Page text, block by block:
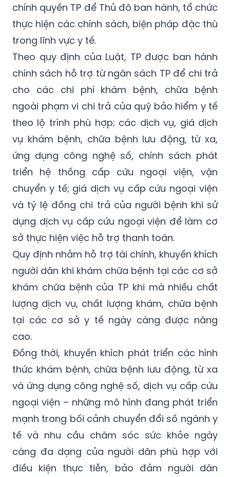
chính quyền TP để Thủ đô ban hành, tổ chức
thực hiện các chính sách, biện pháp đặc thù
trong lĩnh vực y tế.
Theo quy định của Luật, TP được ban hành
chính sách hỗ trợ từ ngân sách TP để chi trả
cho các chi phí khám bệnh, chữa bệnh
ngoài phạm vi chi trả của quỹ bảo hiểm y tế
theo lộ trình phù hợp; các dịch vụ, giá dịch
vụ khám bệnh, chữa bệnh lưu động, từ xa,
ứng dụng công nghệ số, chính sách phát
triển hệ thống cấp cứu ngoại viện, vận
chuyển y tế; giá dịch vụ cấp cứu ngoại viện
và tỷ lệ đồng chi trả của người bệnh khi sử
dụng dịch vụ cấp cứu ngoại viện để làm cơ
sở thực hiện việc hỗ trợ thanh toán.
Quy định nhằm hỗ trợ tài chính, khuyến khích
người dân khi khám chữa bệnh tại các cơ sở
khám chữa bệnh của TP khi mà nhiều chất
lượng dịch vụ, chất lượng khám, chữa bệnh
tại các cơ sở y tế ngày càng được nâng
cao.
Đồng thời, khuyến khích phát triển các hình
thức khám bệnh, chữa bệnh lưu động, từ xa
và ứng dụng công nghệ số, dịch vụ cấp cứu
ngoại viện – những mô hình đang phát triển
mạnh trong bối cảnh chuyển đổi số ngành y
tế và nhu cầu chăm sóc sức khỏe ngày
càng đa dạng của người dân phù hợp với
điều kiện thực tiễn, bảo đảm người dân